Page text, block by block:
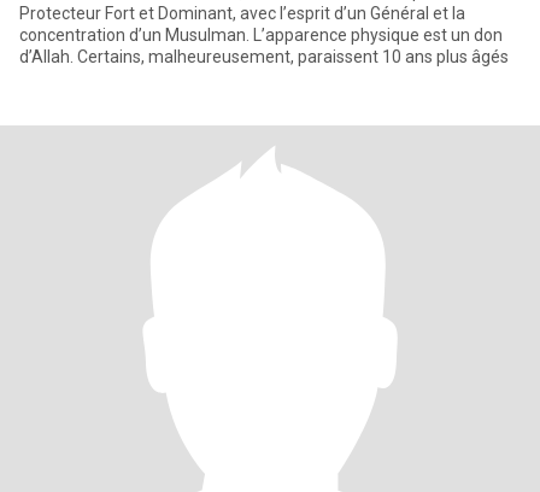
Protecteur Fort et Dominant, avec l’esprit d’un Général et la
concentration d’un Musulman. L’apparence physique est un don
d’Allah. Certains, malheureusement, paraissent 10 ans plus âgés